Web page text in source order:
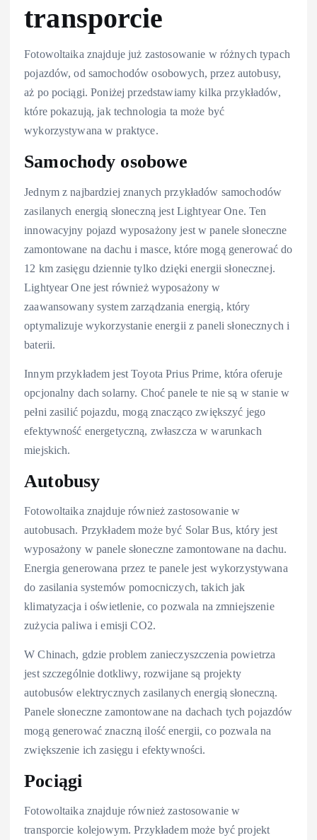
transporcie
Fotowoltaika znajduje już zastosowanie w różnych typach
pojazdów, od samochodów osobowych, przez autobusy,
aż po pociągi. Poniżej przedstawiamy kilka przykładów,
które pokazują, jak technologia ta może być
wykorzystywana w praktyce.
Samochody osobowe
Jednym z najbardziej znanych przykładów samochodów
zasilanych energią słoneczną jest Lightyear One. Ten
innowacyjny pojazd wyposażony jest w panele słoneczne
zamontowane na dachu i masce, które mogą generować do
12 km zasięgu dziennie tylko dzięki energii słonecznej.
Lightyear One jest również wyposażony w
zaawansowany system zarządzania energią, który
optymalizuje wykorzystanie energii z paneli słonecznych i
baterii.
Innym przykładem jest Toyota Prius Prime, która oferuje
opcjonalny dach solarny. Choć panele te nie są w stanie w
pełni zasilić pojazdu, mogą znacząco zwiększyć jego
efektywność energetyczną, zwłaszcza w warunkach
miejskich.
Autobusy
Fotowoltaika znajduje również zastosowanie w
autobusach. Przykładem może być Solar Bus, który jest
wyposażony w panele słoneczne zamontowane na dachu.
Energia generowana przez te panele jest wykorzystywana
do zasilania systemów pomocniczych, takich jak
klimatyzacja i oświetlenie, co pozwala na zmniejszenie
zużycia paliwa i emisji CO2.
W Chinach, gdzie problem zanieczyszczenia powietrza
jest szczególnie dotkliwy, rozwijane są projekty
autobusów elektrycznych zasilanych energią słoneczną.
Panele słoneczne zamontowane na dachach tych pojazdów
mogą generować znaczną ilość energii, co pozwala na
zwiększenie ich zasięgu i efektywności.
Pociągi
Fotowoltaika znajduje również zastosowanie w
transporcie kolejowym. Przykładem może być projekt